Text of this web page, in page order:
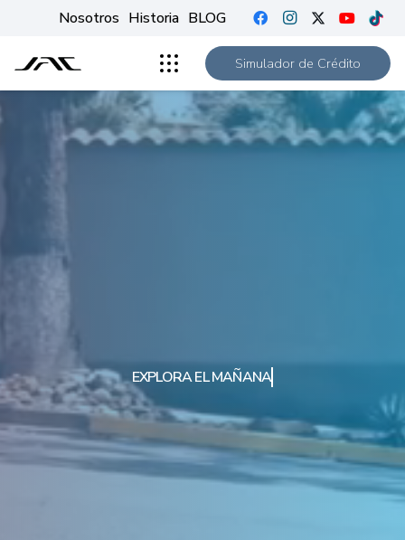
Nosotros Historia BLOG
Simulador de Crédito
EXPLORA EL MAÑANA